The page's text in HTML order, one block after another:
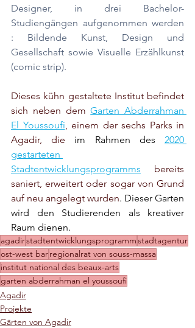
Designer, in drei Bachelor-
Studiengängen aufgenommen werden
: Bildende Kunst, Design und
Gesellschaft sowie Visuelle Erzählkunst
(comic strip).
Dieses kühn gestaltete Institut befindet
sich neben dem Garten Abderrahman
El Youssoufi, einem der sechs Parks in
Agadir, die im Rahmen des
2020
gestarteten
Stadtentwicklungsprogramms bereits
saniert, erweitert oder sogar von Grund
auf neu angelegt wurden. Dieser Garten
wird den Studierenden als kreativer
Raum dienen.
agadirstadtentwicklungsprogrammstadtagentur
ost-west barregionalrat von souss-massa
institut national des beaux-arts
garten abderrahman el youssoufi
Agadir
Projekte
Gärten von Agadir